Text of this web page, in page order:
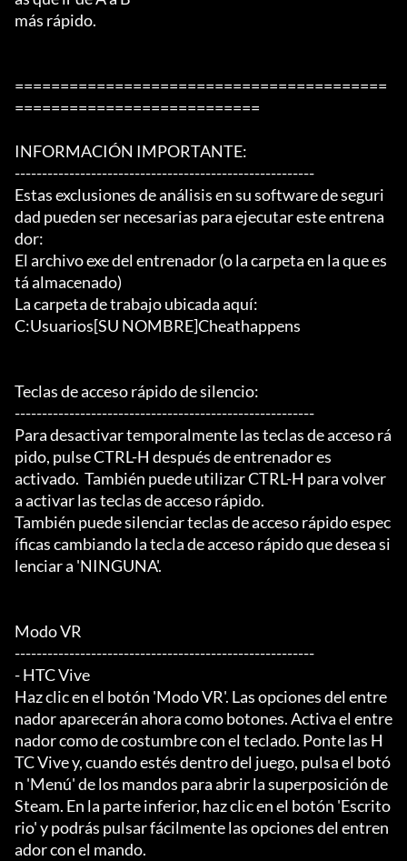
más rápido.
=========================================
===========================
INFORMACIÓN IMPORTANTE:
-------------------------------------------------------
Estas exclusiones de análisis en su software de seguri
dad pueden ser necesarias para ejecutar este entrena
dor:
El archivo exe del entrenador (o la carpeta en la que es
tá almacenado)
La carpeta de trabajo ubicada aquí:
C:Usuarios[SU NOMBRE]Cheathappens
Teclas de acceso rápido de silencio:
-------------------------------------------------------
Para desactivar temporalmente las teclas de acceso rá
pido, pulse CTRL-H después de entrenador es
activado.  También puede utilizar CTRL-H para volver
a activar las teclas de acceso rápido.
También puede silenciar teclas de acceso rápido espec
íficas cambiando la tecla de acceso rápido que desea si
lenciar a 'NINGUNA'.
Modo VR
-------------------------------------------------------
- HTC Vive
Haz clic en el botón 'Modo VR'. Las opciones del entre
nador aparecerán ahora como botones. Activa el entre
nador como de costumbre con el teclado. Ponte las H
TC Vive y, cuando estés dentro del juego, pulsa el botó
n 'Menú' de los mandos para abrir la superposición de
Steam. En la parte inferior, haz clic en el botón 'Escrito
rio' y podrás pulsar fácilmente las opciones del entren
ador con el mando.